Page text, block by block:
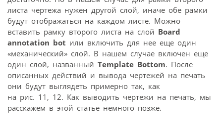
листа чертежа нужен другой слой, иначе обе рамки
будут отображаться на каждом листе. Можно
вставить рамку второго листа на слой Board
annotation bot или включить для нее еще один
«механический» слой. В нашем случае включен еще
один слой, названный Template Bottom. После
описанных действий и вывода чертежей на печать
они будут выглядеть примерно так, как
на рис. 11, 12. Как выводить чертежи на печать, мы
расскажем в этой статье немного позже.